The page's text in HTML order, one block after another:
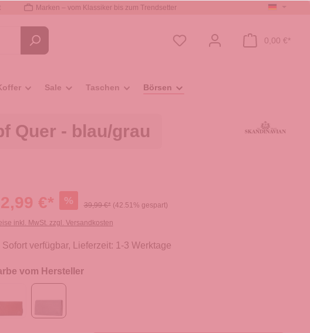
Marken – vom Klassiker bis zum Trendsetter
0,00 €*
Sale Taschen Börsen
Quer - blau/grau
€* % 39,99 €* (42.51% gespart)
inkl. MwSt. zzgl. Versandkosten
Sofort verfügbar, Lieferzeit: 1-3 Werktage
vom Hersteller